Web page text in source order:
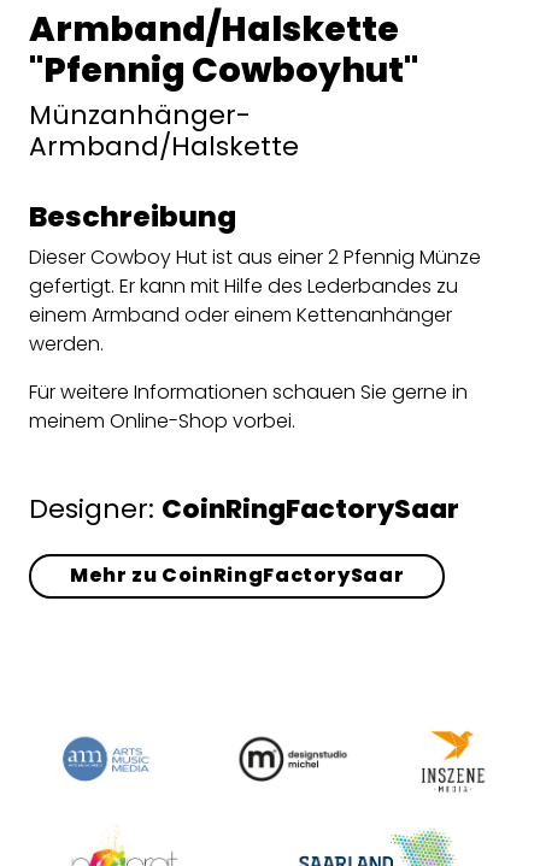
Armband/Halskette
"Pfennig Cowboyhut"
Münzanhänger-
Armband/Halskette
Beschreibung
Dieser Cowboy Hut ist aus einer 2 Pfennig Münze
gefertigt. Er kann mit Hilfe des Lederbandes zu
einem Armband oder einem Kettenanhänger
werden.
Für weitere Informationen schauen Sie gerne in
meinem Online-Shop vorbei.
Designer: CoinRingFactorySaar
Mehr zu CoinRingFactorySaar